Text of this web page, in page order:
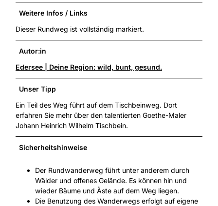
Weitere Infos / Links
Dieser Rundweg ist vollständig markiert.
Autor:in
Edersee | Deine Region: wild, bunt, gesund.
Unser Tipp
Ein Teil des Weg führt auf dem Tischbeinweg. Dort
erfahren Sie mehr über den talentierten Goethe-Maler
Johann Heinrich Wilhelm Tischbein.
Sicherheitshinweise
Der Rundwanderweg führt unter anderem durch
Wälder und offenes Gelände. Es können hin und
wieder Bäume und Äste auf dem Weg liegen.
Die Benutzung des Wanderwegs erfolgt auf eigene